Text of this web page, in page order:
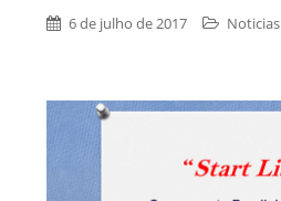
6 de julho de 2017 Noticias